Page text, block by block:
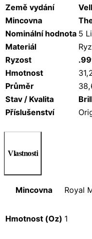
Země vydání
Mincovna
Nominální hodnota 5
Materiál
Ryzost
Hmotnost
Průměr
Stav / Kvalita
Příslušenství
Vlastnosti
Mincovna Royal
Hmotnost (Oz) 1